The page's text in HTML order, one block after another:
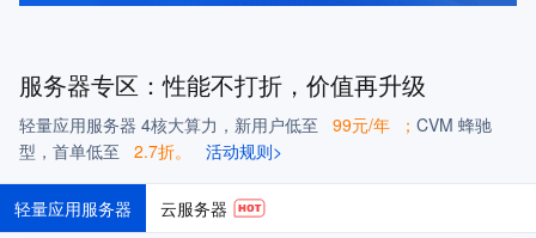
服务器专区：性能不打折，价值再升级
轻量应用服务器 4核大算力，新用户低至 99元/年 ； CVM 蜂驰
型 ， 首单低至 2.7折。 活动规则>
轻量应用服务器 云服务器